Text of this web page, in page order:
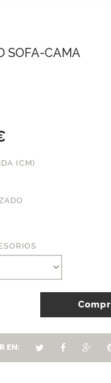
SOFA-CAMA
(CM)
EN: